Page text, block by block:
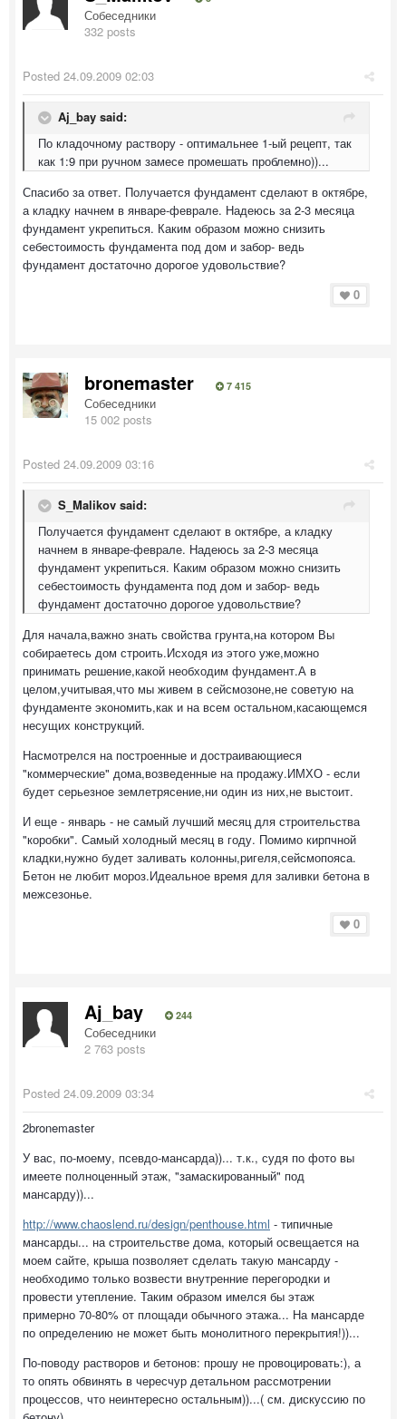
Собеседники
332 posts
Posted 24.09.2009 02:03
Aj_bay said:
По кладочному раствору - оптимальнее 1-ый рецепт, так
как 1:9 при ручном замесе промешать проблемно))...
Спасибо за ответ. Получается фундамент сделают в октябре,
а кладку начнем в январе-феврале. Надеюсь за 2-3 месяца
фундамент укрепиться. Каким образом можно снизить
себестоимость фундамента под дом и забор- ведь
фундамент достаточно дорогое удовольствие?
0
bronemaster 7 415
Собеседники
15 002 posts
Posted 24.09.2009 03:16
S_Malikov said:
Получается фундамент сделают в октябре, а кладку
начнем в январе-феврале. Надеюсь за 2-3 месяца
фундамент укрепиться. Каким образом можно снизить
себестоимость фундамента под дом и забор- ведь
фундамент достаточно дорогое удовольствие?
Для начала,важно знать свойства грунта,на котором Вы
собираетесь дом строить.Исходя из этого уже,можно
принимать решение,какой необходим фундамент.А в
целом,учитывая,что мы живем в сейсмозоне,не советую на
фундаменте экономить,как и на всем остальном,касающемся
несущих конструкций.
Насмотрелся на построенные и достраивающиеся
"коммерческие" дома,возведенные на продажу.ИМХО - если
будет серьезное землетрясение,ни один из них,не выстоит.
И еще - январь - не самый лучший месяц для строительства
"коробки". Самый холодный месяц в году. Помимо кирпчной
кладки,нужно будет заливать колонны,ригеля,сейсмопояса.
Бетон не любит мороз.Идеальное время для заливки бетона в
межсезонье.
0
Aj_bay 244
Собеседники
2 763 posts
Posted 24.09.2009 03:34
2bronemaster
У вас, по-моему, псевдо-мансарда))... т.к., судя по фото вы
имеете полноценный этаж, "замаскированный" под
мансарду))...
http://www.chaoslend.ru/design/penthouse.html - типичные
мансарды... на строительстве дома, который освещается на
моем сайте, крыша позволяет сделать такую мансарду -
необходимо только возвести внутренние перегородки и
провести утепление. Таким образом имелся бы этаж
примерно 70-80% от площади обычного этажа... На мансарде
по определению не может быть монолитного перекрытия!))...
По-поводу растворов и бетонов: прошу не провоцировать:), а
то опять обвинять в чересчур детальном рассмотрении
процессов, что неинтересно остальным))...( см. дискуссию по